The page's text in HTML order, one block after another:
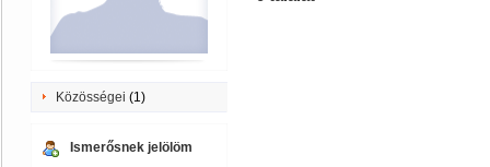
Közösségei (1)
Ismerősnek jelölöm